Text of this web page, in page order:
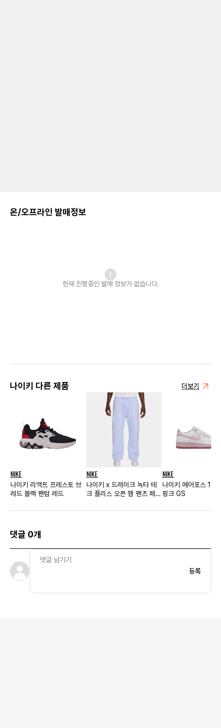
온/오프라인 발매정보
현재 진행중인 발매 정보가 없습니다.
나이키 다른 제품 더보기
NIKE
나이키 리액트 프레스토 브
레드 블랙 팬텀 레드
NIKE
나이키 x 드레이크 녹타 테
크 플리스 오픈 헴 팬츠 페일
568)
NIKE
나이키 에어포스 1 화
핑크 GS
댓글 0개
등록